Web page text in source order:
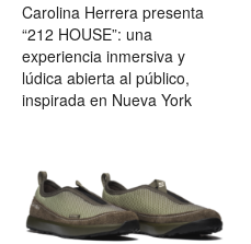
Carolina Herrera presenta
“212 HOUSE”: una
experiencia inmersiva y
lúdica abierta al público,
inspirada en Nueva York